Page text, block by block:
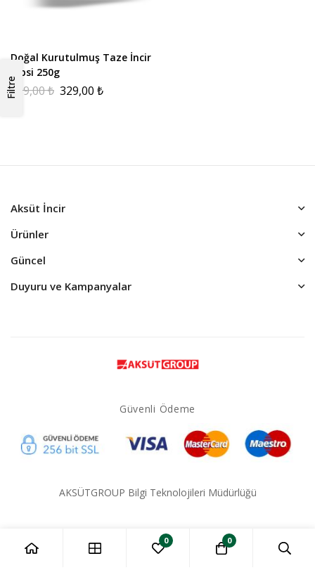
Filtre
Doğal Kurutulmuş Taze İncir
Cipsi 250g
499,00₺ 329,00 ₺
Aksüt İncir
Ürünler
Güncel
Duyuru ve Kampanyalar
Güvenli Ödeme
AKSÜTGROUP Bilgi Teknolojileri Müdürlüğü
0 0